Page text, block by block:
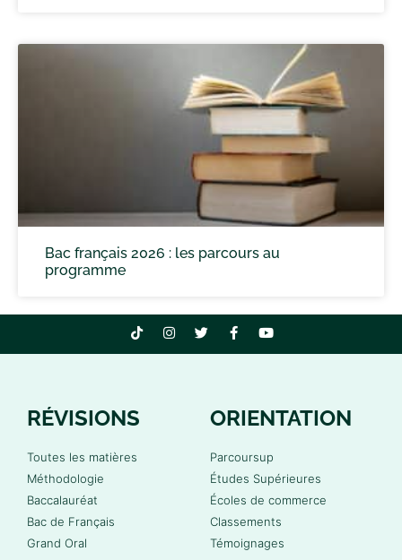
Bac français 2026 : les parcours au
programme
RÉVISIONS
Toutes les matières
Méthodologie
Baccalauréat
Bac de Français
Grand Oral
ORIENTATION
Parcoursup
Études Supérieures
Écoles de commerce
Classements
Témoignages